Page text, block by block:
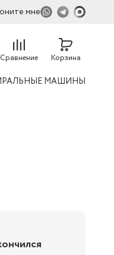
мне
Сравнение
54
Корзина
МАШИНЫ